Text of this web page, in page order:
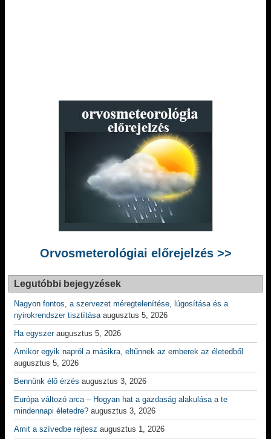
Orvosmeterológiai előrejelzés >>
Legutóbbi bejegyzések
Nagyon fontos, a szervezet méregtelenítése, lúgosítása és a
nyirokrendszer tisztítása augusztus 5, 2026
Ha egyszer augusztus 5, 2026
Amikor egyik napról a másikra, eltűnnek az emberek az életedből
augusztus 5, 2026
Bennünk élő érzés augusztus 3, 2026
Európa változó arca – Hogyan hat a gazdaság alakulása a te
mindennapi életedre? augusztus 3, 2026
Amit a szívedbe rejtesz augusztus 1, 2026